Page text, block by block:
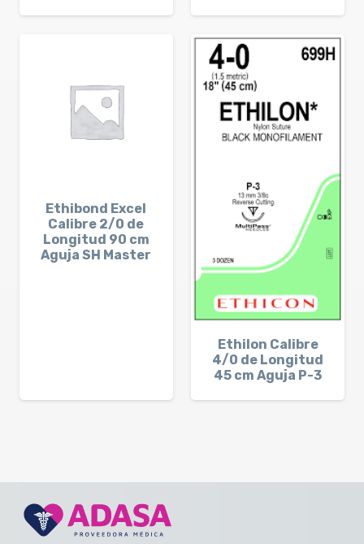
Ethibond Excel
Calibre 2/0 de
Longitud 90 cm
Aguja SH Master
Ethilon Calibre
4/0 de Longitud
45 cm Aguja P-3